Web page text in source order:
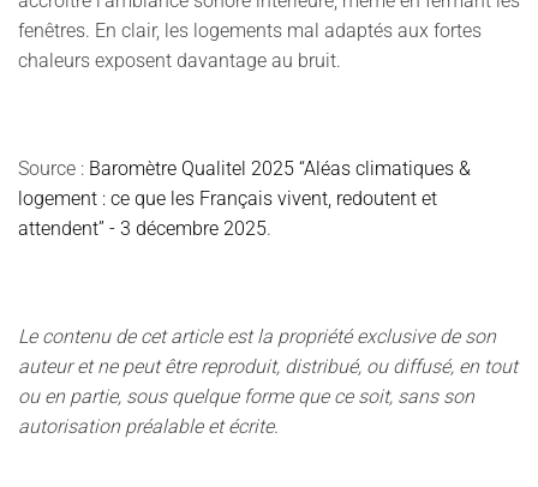
fenêtres. En clair, les logements mal adaptés aux fortes
chaleurs exposent davantage au bruit.
Source : Baromètre Qualitel 2025 “Aléas climatiques &
logement : ce que les Français vivent, redoutent et
attendent” - 3 décembre 2025.
Le contenu de cet article est la propriété exclusive de son
auteur et ne peut être reproduit, distribué, ou diffusé, en tout
ou en partie, sous quelque forme que ce soit, sans son
autorisation préalable et écrite.